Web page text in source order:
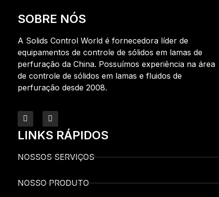
SOBRE NÓS
A Solids Control World é fornecedora líder de
equipamentos de controle de sólidos em lamas de
perfuração da China. Possuímos experiência na área
de controle de sólidos em lamas e fluidos de
perfuração desde 2008.
LINKS RÁPIDOS
NOSSOS SERVIÇOS
NOSSO PRODUTO